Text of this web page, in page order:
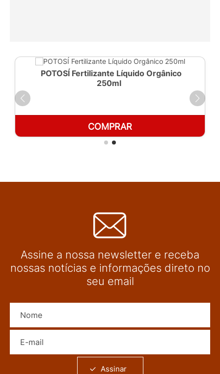
POTOSÍ Fertilizante Líquido Orgânico
250ml
COMPRAR
Assine a nossa newsletter e receba
nossas notícias e informações direto no
seu email
Assinar